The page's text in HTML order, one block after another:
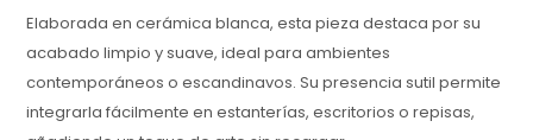
Elaborada en cerámica blanca, esta pieza destaca por su
acabado limpio y suave, ideal para ambientes
contemporáneos o escandinavos. Su presencia sutil permite
integrarla fácilmente en estanterías, escritorios o repisas,